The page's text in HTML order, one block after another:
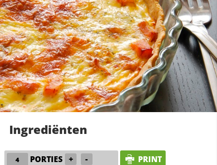
Ingrediënten
PORTIES + - PRINT